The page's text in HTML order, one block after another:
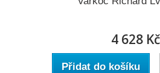
4 628 Kč
Přidat do košíku